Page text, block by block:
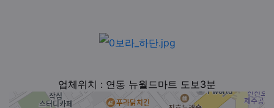
업체위치 : 연동 뉴월드마트 도보3분